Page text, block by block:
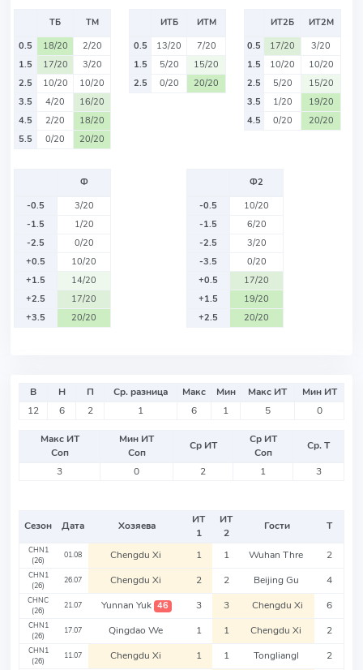
ТБ
ТМ
0.5
18/20
2/20
1.5
17/20
3/20
2.5
10/20
10/20
3.5
4/20
16/20
4.5
2/20
18/20
5.5
0/20 20/20
ИТБ
ИТМ
0.5
13/20
7/20
1.5
5/20
15/20
2.5
0/20 20/20
ИТ2Б
ИТ2М
0.5
17/20
3/20
1.5
10/20
10/20
2.5
5/20
15/20
3.5
1/20
19/20
4.5
0/20 20/20
Ф
-0.5
3/20
-1.5
1/20
-2.5
0/20
+0.5
10/20
+1.5
14/20
+2.5
17/20
+3.5
20/20
Ф2
-0.5
10/20
-1.5
6/20
-2.5
3/20
-3.5
0/20
+0.5
17/20
+1.5
19/20
+2.5
20/20
В Н П Ср. разница Макс Мин Макс ИТ
Мин ИТ
12
6 2 1 6 1 5 0
Макс ИТ
Соп
Мин ИТ
Соп
Ср ИТ
Ср ИТ
Соп
Ср. Т
3
0 2 1 3
Сезон Дата Хозяева
ИТ
1
ИТ
2
Гости Т
CHN1
(26)
01.08 Chengdu Xi 1 1 Wuhan Thre 2
CHN1
(26)
26.07 Chengdu Xi 2 2 Beijing Gu 4
CHNC
(26)
21.07 Yunnan Yuk 46 3 3 Chengdu Xi 6
CHN1
(26)
17.07 Qingdao We 1 1 Chengdu Xi 2
CHN1
(26)
11.07 Chengdu Xi 1 1 Tongliangl 2